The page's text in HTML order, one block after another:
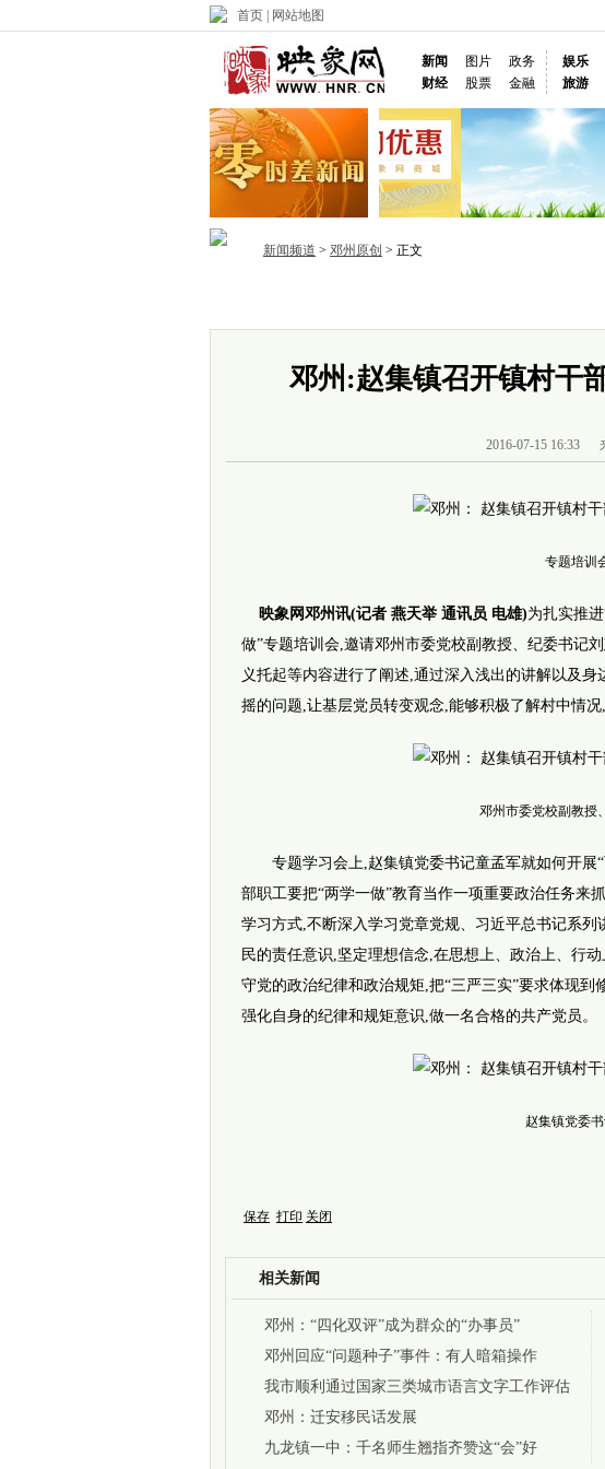
首页 网站地图
新闻 图片
政务
财经
股票 金融
娱乐
旅游
新闻频道 > 邓州原创 > 正文
邓州:赵集镇召开镇村干
2016-07-15 16:33
专题培训
映象网邓州讯(记者 燕天举 通讯员 电雄)为扎实推
做”专题培训会,邀请邓州市委党校副教授、纪委书记
义托起等内容进行了阐述,通过深入浅出的讲解以及
摇的问题,让基层党员转变观念,能够积极了解村中情
邓州市委党校副教授
专题学习会上,赵集镇党委书记童孟军就如何开展“
部职工要把“两学一做”教育当作一项重要政治任务来
学习方式,不断深入学习党章党规、习近平总书记系
民的责任意识,坚定理想信念,在思想上、政治上、行
守党的政治纪律和政治规矩,把“三严三实”要求体现到
强化自身的纪律和规矩意识,做一名合格的共产党员。
赵集镇党委
保存 打印 关闭
相关新闻
邓州：“四化双评”成为群众的“办事员”
邓州回应“问题种子”事件：有人暗箱操作
我市顺利通过国家三类城市语言文字工作评估
验收
邓州：迁安移民话发展
九龙镇一中：千名师生翘指齐赞这“会”好